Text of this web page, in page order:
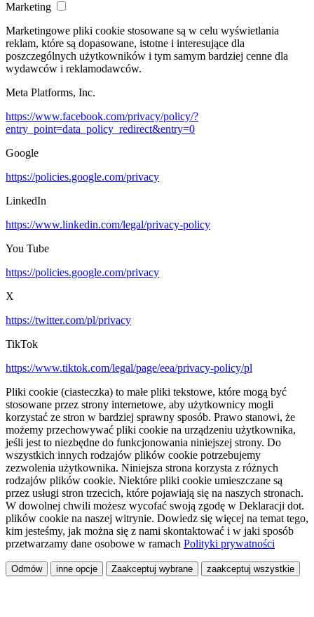
Marketing
Marketingowe pliki cookie stosowane są w celu wyświetlania
reklam, które są dopasowane, istotne i interesujące dla
poszczególnych użytkowników i tym samym bardziej cenne dla
wydawców i reklamodawców.
Meta Platforms, Inc.
https://www.facebook.com/privacy/policy/?
entry_point=data_policy_redirect&entry=0
Google
https://policies.google.com/privacy
LinkedIn
https://www.linkedin.com/legal/privacy-policy
You Tube
https://policies.google.com/privacy
X
https://twitter.com/pl/privacy
TikTok
https://www.tiktok.com/legal/page/eea/privacy-policy/pl
Pliki cookie (ciasteczka) to małe pliki tekstowe, które mogą być
stosowane przez strony internetowe, aby użytkownicy mogli
korzystać ze stron w bardziej sprawny sposób. Prawo stanowi, że
możemy przechowywać pliki cookie na urządzeniu użytkownika,
jeśli jest to niezbędne do funkcjonowania niniejszej strony. Do
wszystkich innych rodzajów plików cookie potrzebujemy
zezwolenia użytkownika. Niniejsza strona korzysta z różnych
rodzajów plików cookie. Niektóre pliki cookie umieszczane są
przez usługi stron trzecich, które pojawiają się na naszych stronach.
W dowolnej chwili możesz wycofać swoją zgodę w Deklaracji dot.
plików cookie na naszej witrynie. Dowiedz się więcej na temat tego,
kim jesteśmy, jak można się z nami skontaktować i w jaki sposób
przetwarzamy dane osobowe w ramach Polityki prywatności
Odmów inne opcje Zaakceptuj wybrane zaakceptuj wszystkie